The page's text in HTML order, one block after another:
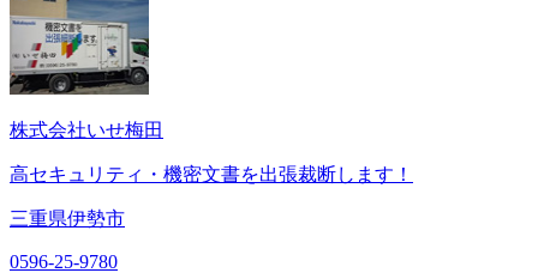
株式会社いせ梅田
高セキュリティ・機密文書を出張裁断します！
三重県伊勢市
0596-25-9780